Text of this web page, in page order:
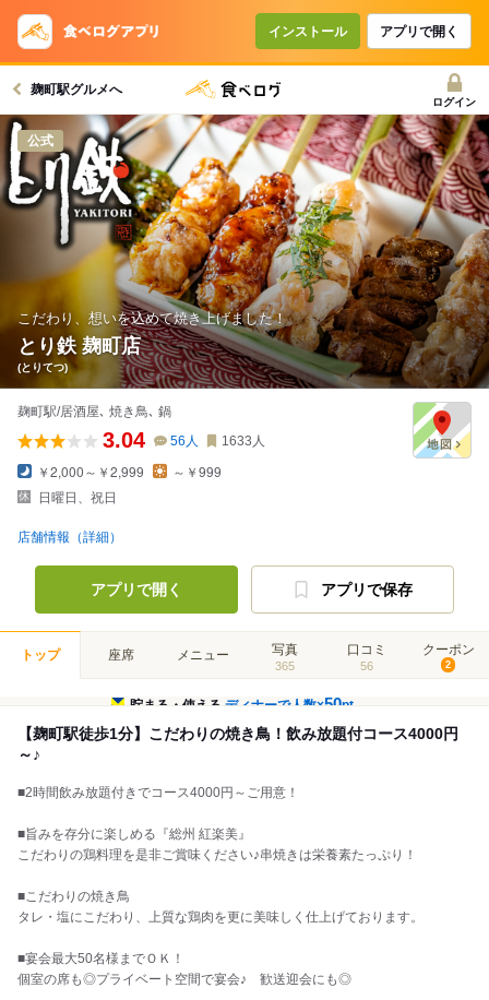
インストール アプリで開く
麹町駅グルメへ
ログイン
公式
こだわり、想いを込めて焼き上げました！
とり鉄 麹町店
(とりてつ)
麹町駅/居酒屋､ 焼き鳥､ 鍋
3.04 56 人 1633 人
￥2,000～￥2,999
～￥999
日曜日、祝日
店舗情報（詳細）
アプリで開く アプリで保存
トップ 座席 メニュー 写真
365
口コミ
56
クーポン
2
貯まる・使えるディナーで人数×50pt
【麹町駅徒歩1分】こだわりの焼き鳥！飲み放題付コース4000円
～♪
■2時間飲み放題付きでコース4000円～ご用意！
■旨みを存分に楽しめる『総州 紅楽美』
こだわりの鶏料理を是非ご賞味ください♪串焼きは栄養素たっぷり！
■こだわりの焼き鳥
タレ・塩にこだわり、上質な鶏肉を更に美味しく仕上げております。
■宴会最大50名様までＯＫ！
個室の席も◎プライベート空間で宴会♪ 歓送迎会にも◎
コースで使えるクーポン
戻る
クーポンを利用せず予約する